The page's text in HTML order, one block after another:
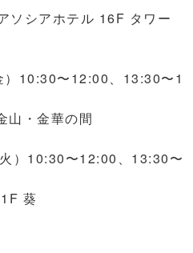
ソシアホテル 16F タワー
10:30〜12:00、13:30〜1
山・金華の間
）10:30〜12:00、13:30〜
葵